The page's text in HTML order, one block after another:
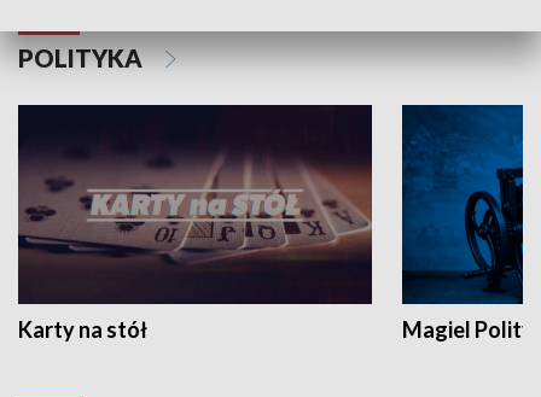
POLITYKA
Karty na stół Magiel